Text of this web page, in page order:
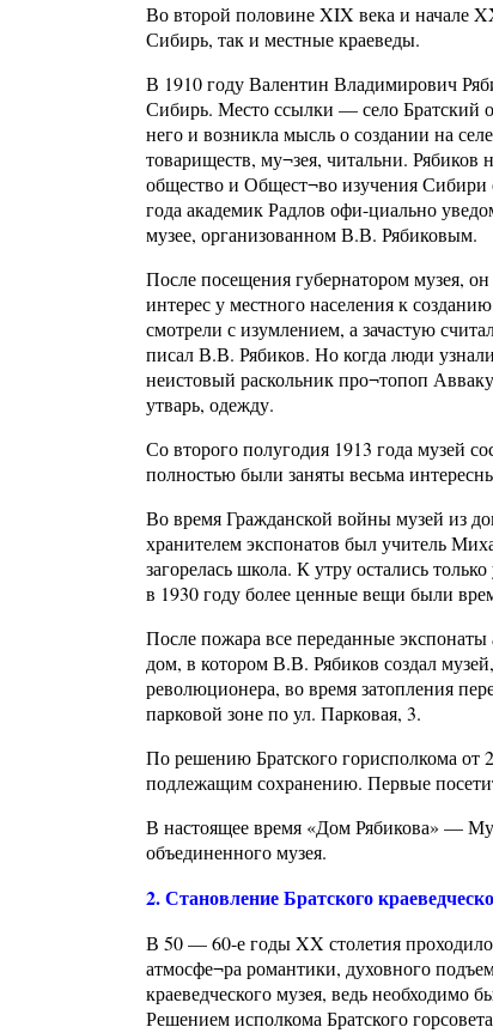
Во второй половине XIX века и начале
Сибирь, так и местные краеведы.
В 1910 году Валентин Владимирович
Сибирь. Место ссылки — село Братский
него и возникла мысль о создании на
товариществ, му¬зея, читальни. Рябиков
общество и Общест¬во изучения Сибири
года академик Радлов офи-циально
музее, организованном В.В. Рябиковым.
После посещения губернатором музея,
интерес у местного населения к
смотрели с изумлением, а зачастую
писал В.В. Рябиков. Но когда люди
неистовый раскольник про¬топоп
утварь, одежду.
Со второго полугодия 1913 года музей
полностью были заняты весьма
Во время Гражданской войны музей из
хранителем экспонатов был учитель
загорелась школа. К утру остались
в 1930 году более ценные вещи были
После пожара все переданные экспонаты
дом, в котором В.В. Рябиков создал
революционера, во время затопления
парковой зоне по ул. Парковая, 3.
По решению Братского горисполкома от
подлежащим сохранению. Первые
В настоящее время «Дом Рябикова» —
объединенного музея.
2. Становление Братского
В 50 — 60-е годы XX столетия проходило
атмосфе¬ра романтики, духовного
краеведческого музея, ведь необходимо
Решением исполкома Братского